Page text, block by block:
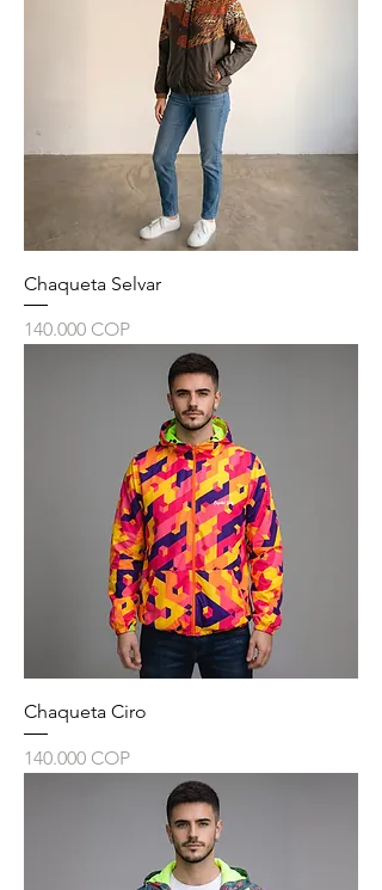
Chaqueta Selvar
Precio
140.000 COP
Chaqueta Ciro
Precio
140.000 COP